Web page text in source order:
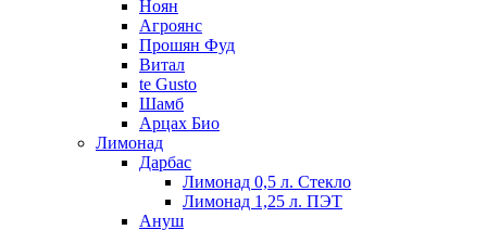
Ноян
Агроянс
Прошян Фуд
Витал
te Gusto
Шамб
Арцах Био
Лимонад
Дарбас
Лимонад 0,5 л. Стекло
Лимонад 1,25 л. ПЭТ
Ануш